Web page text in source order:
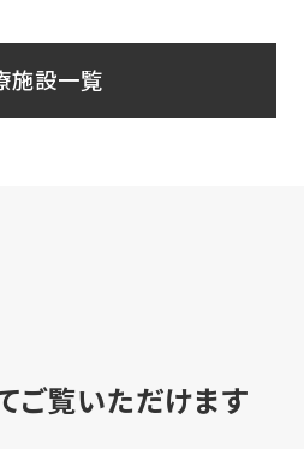
施設一覧
ご覧いただけます